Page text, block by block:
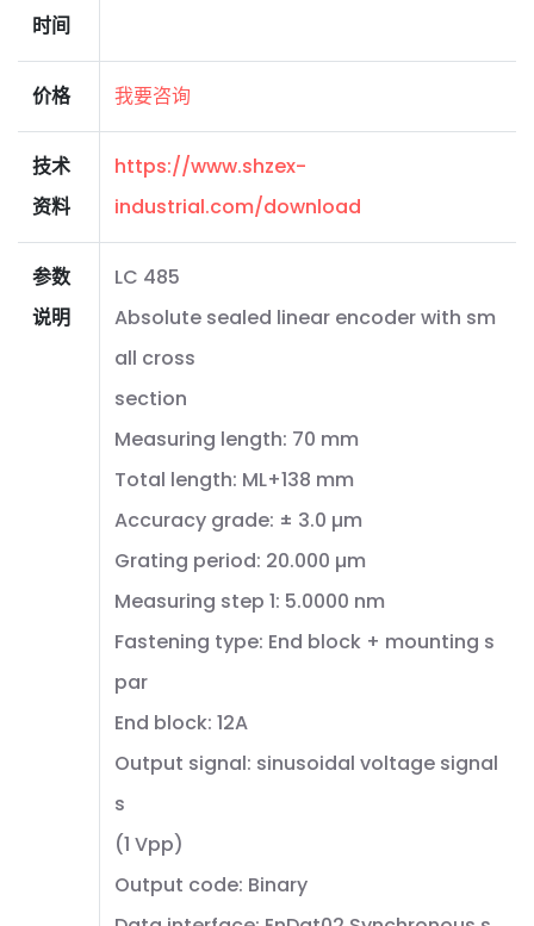
时间
价格 我要咨询
技术
资料
https://www.shzex-
industrial.com/download
参数
说明
LC 485
Absolute sealed linear encoder with sm
all cross
section
Measuring length: 70 mm
Total length: ML+138 mm
Accuracy grade: ± 3.0 µm
Grating period: 20.000 µm
Measuring step 1: 5.0000 nm
Fastening type: End block + mounting s
par
End block: 12A
Output signal: sinusoidal voltage signal
s
(1 Vpp)
Output code: Binary